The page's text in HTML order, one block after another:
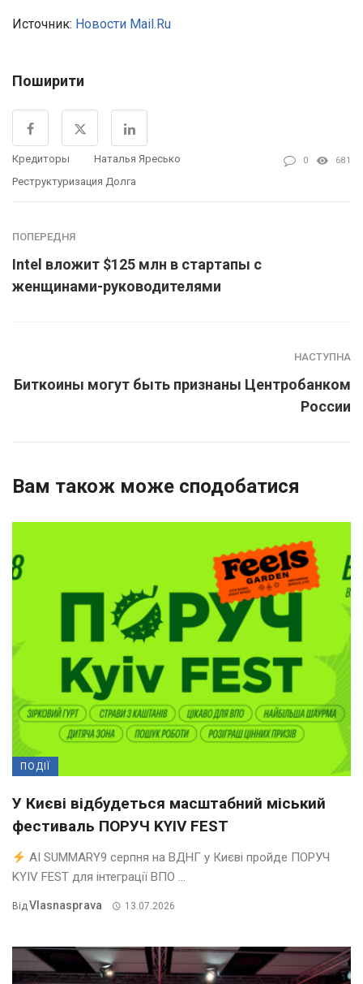
Источник: Новости Mail.Ru
Поширити
Кредиторы
Наталья Яресько
Реструктуризация Долга
0 681
ПОПЕРЕДНЯ
Intel вложит $125 млн в стартапы с
женщинами-руководителями
НАСТУПНА
Биткоины могут быть признаны Центробанком
России
Вам також може сподобатися
ПОДІЇ
У Києві відбудеться масштабний міський
фестиваль ПОРУЧ KYIV FEST
AI SUMMARY9 серпня на ВДНГ у Києві пройде ПОРУЧ
KYIV FEST для інтеграції ВПО ...
ВідVlasnasprava 13.07.2026